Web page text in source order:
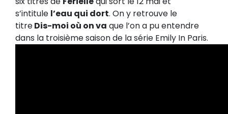
s’intitule l’eau qui dort. On y retrouve le
titreDis-moi où on va que l’on a pu entendre
dans la troisième saison de la série Emily In Paris.